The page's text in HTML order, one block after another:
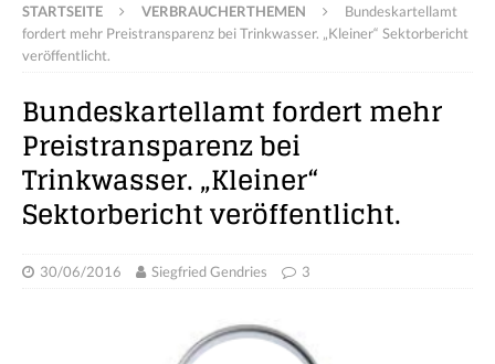
STARTSEITE VERBRAUCHERTHEMEN
Bundeskartellamt
fordert mehr Preistransparenz bei Trinkwasser. „Kleiner“ Sektorbericht
veröffentlicht.
Bundeskartellamt fordert mehr
Preistransparenz bei
Trinkwasser. „Kleiner“
Sektorbericht veröffentlicht.
30/06/2016 Siegfried Gendries 3